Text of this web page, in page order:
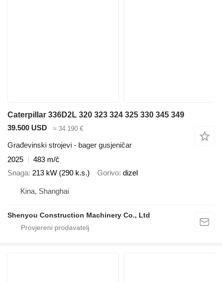
Caterpillar 336D2L 320 323 324 325 330 345 349
39.500 USD
≈ 34.190 €
Građevinski strojevi - bager gusjeničar
2025
483 m/č
Snaga 213 kW (290 k.s.) Gorivo dizel
Kina, Shanghai
Shenyou Construction Machinery Co., Ltd